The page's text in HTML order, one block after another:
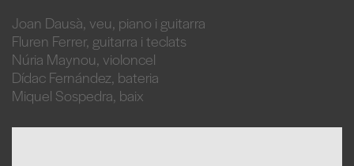
Joan Dausà, veu, piano i guitarra
Fluren Ferrer, guitarra i teclats
Núria Maynou, violoncel
Dídac Fernández, bateria
Miquel Sospedra, baix